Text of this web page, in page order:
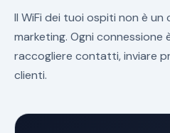
Il WiFi dei tuoi ospiti non è
marketing. Ogni
raccogliere contatti, inviare
clienti.